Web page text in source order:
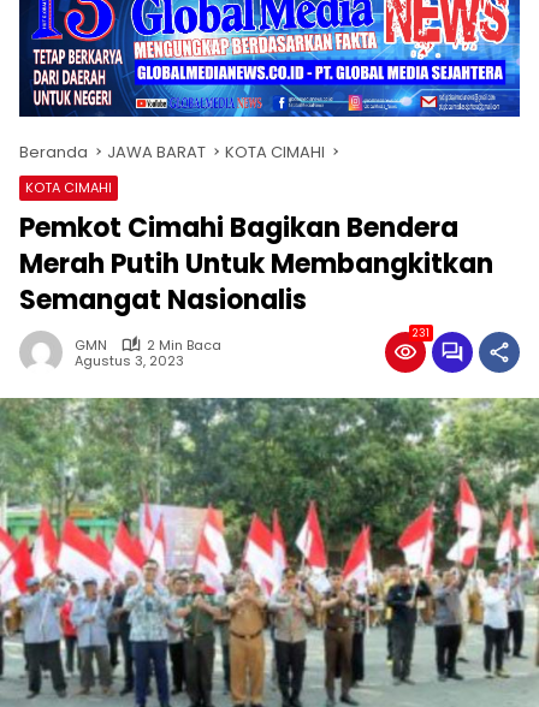
Beranda JAWA BARAT KOTA CIMAHI
KOTA CIMAHI
Pemkot Cimahi Bagikan Bendera
Merah Putih Untuk Membangkitkan
Semangat Nasionalis
GMN
2 Min Baca
Agustus 3, 2023
231